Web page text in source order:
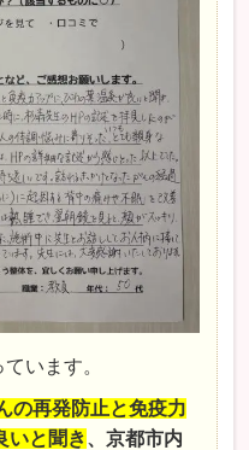
います。
の再発防止と免疫力
いと聞き、京都市内